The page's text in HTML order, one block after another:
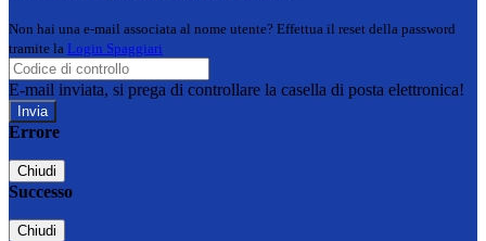
Non hai una e-mail associata al nome utente? Effettua il reset della password
tramite la Login Spaggiari
E-mail inviata, si prega di controllare la casella di posta elettronica!
Errore
Chiudi
Successo
Chiudi